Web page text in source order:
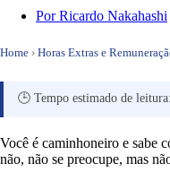
PorRicardo Nakahashi
Home › Horas Extras e
🕒 Tempo estimado de leitura:
Você é caminhoneiro e sabe
não, não se preocupe, mas